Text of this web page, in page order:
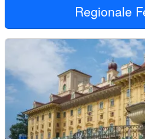
Regionale